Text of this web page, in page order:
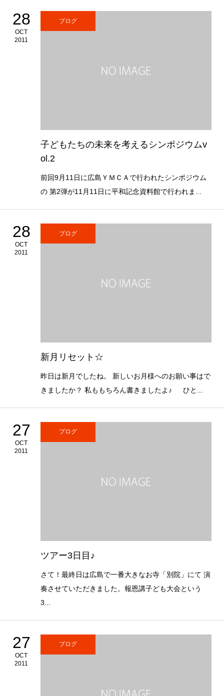
28
OCT
2011
ブログ
子どもたちの未来を考えるシンポジウムv
ol.2
前回9月11日に広島ＹＭＣＡで行われたシンポジウム
の 第2弾が11月11日に平和記念資料館で行われま...
28
OCT
2011
ブログ
新月リセット☆
昨日は新月でしたね。 新しいお月様へのお願い事はで
きましたか？ 私ももちろん書きましたよ♪ ひと...
27
OCT
2011
ブログ
ツアー3日目♪
さて！最終日は広島で一番大きなお寺「別院」にて 演
奏させていただきました。報恩講子ども大会という
3...
27
OCT
2011
ブログ